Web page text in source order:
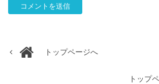
トップページへ
トップ